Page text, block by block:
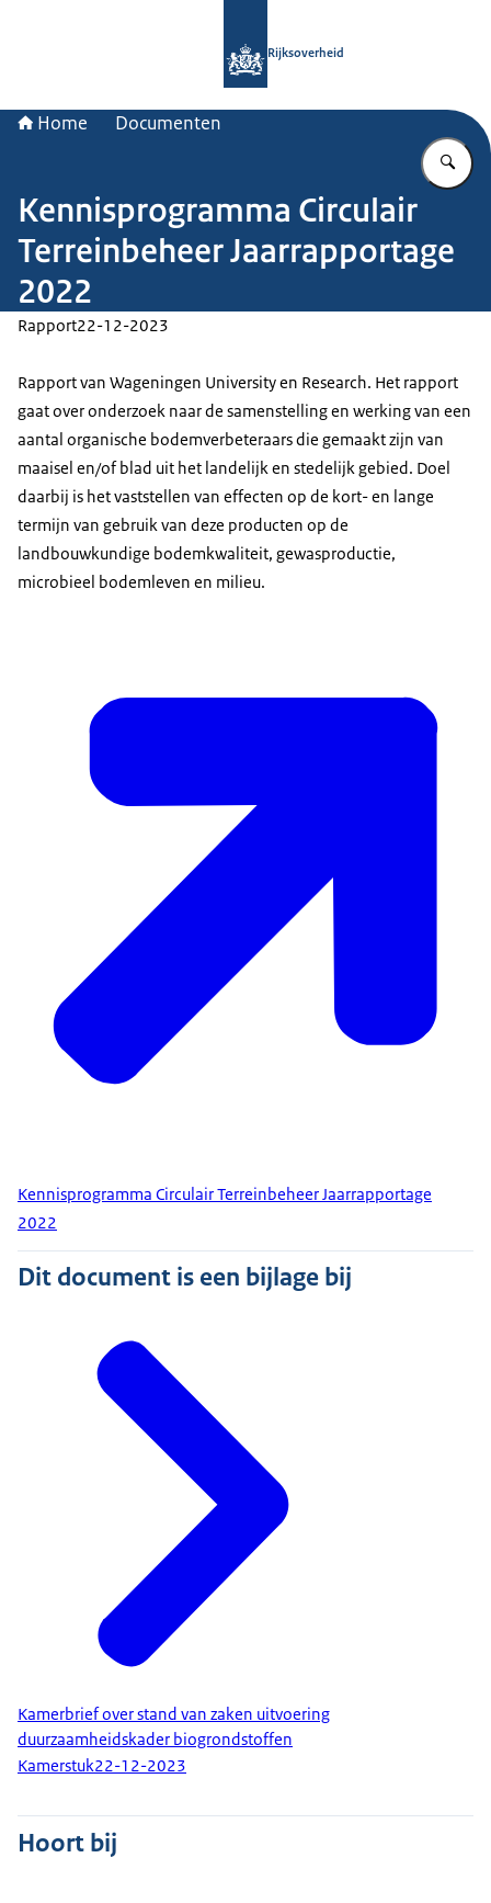
Rijksoverheid
Home Documenten
Kennisprogramma Circulair
Terreinbeheer Jaarrapportage
2022
Rapport22-12-2023
Rapport van Wageningen University en Research. Het rapport
gaat over onderzoek naar de samenstelling en werking van een
aantal organische bodemverbeteraars die gemaakt zijn van
maaisel en/of blad uit het landelijk en stedelijk gebied. Doel
daarbij is het vaststellen van effecten op de kort- en lange
termijn van gebruik van deze producten op de
landbouwkundige bodemkwaliteit, gewasproductie,
microbieel bodemleven en milieu.
Kennisprogramma Circulair Terreinbeheer Jaarrapportage
2022
Dit document is een bijlage bij
Kamerbrief over stand van zaken uitvoering
duurzaamheidskader biogrondstoffen
Kamerstuk22-12-2023
Hoort bij